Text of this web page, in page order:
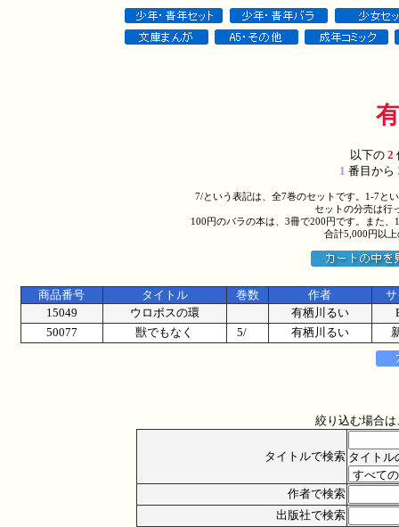
以下の2
1 番目から
7/という表記は、全7巻のセットです。1-7と
セットの分売は行
100円のバラの本は、3冊で200円です。また
合計5,000円以
商品番号 タイトル 巻数 作者
15049
ウロボスの環 有栖川るい
50077
獣でもなく 5/ 有栖川るい
絞り込む場合
タイトルで検索 タイトル
作者で検索
出版社で検索